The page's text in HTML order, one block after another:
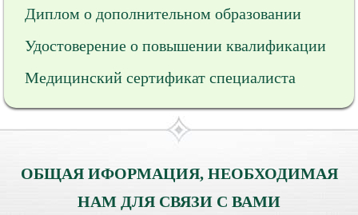
Диплом о дополнительном образовании
Удостоверение о повышении квалификации
Медицинский сертификат специалиста
ОБЩАЯ ИФОРМАЦИЯ, НЕОБХОДИМАЯ
НАМ ДЛЯ СВЯЗИ С ВАМИ